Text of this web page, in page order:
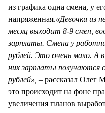
из графика одна смена, у
напряженная.«Девочки из
месяц выходит 8-9 смен,
зарплаты. Смена у
рублей. Это очень мало. А
них зарплаты
рублей», – рассказал
это происходит на фоне
увеличения планов